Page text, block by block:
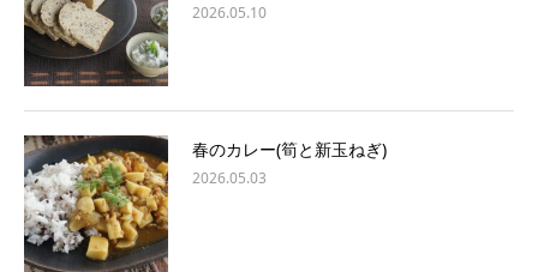
2026.05.10
春のカレー(筍と新玉ねぎ)
2026.05.03